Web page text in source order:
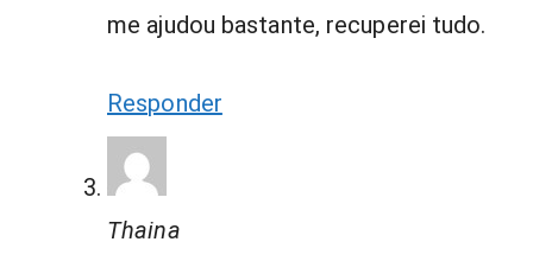
me ajudou bastante, recuperei tudo.
Responder
Thaina